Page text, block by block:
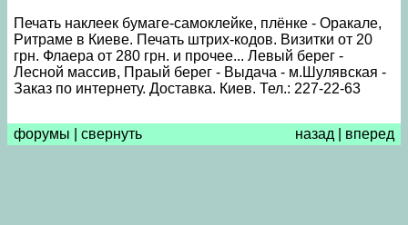
Печать наклеек бумаге-самоклейке, плёнке - Оракале,
Ритраме в Киеве. Печать штрих-кодов. Визитки от 20
грн. Флаера от 280 грн. и прочее... Левый берег -
Лесной массив, Праый берег - Выдача - м.Шулявская -
Заказ по интернету. Доставка. Киев. Тел.: 227-22-63
форумы свернуть назад вперед